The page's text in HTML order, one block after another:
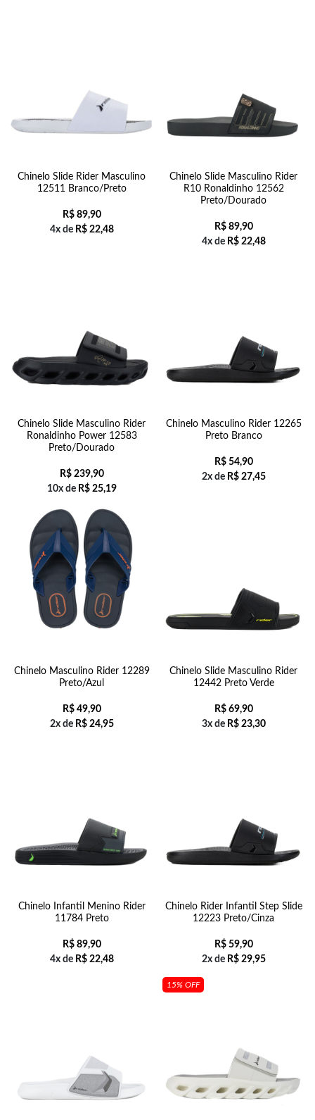
Chinelo Slide Rider Masculino
12511 Branco/Preto
R$89,90
4x de R$22,48
Chinelo Slide Masculino Rider
R10 Ronaldinho 12562
Preto/Dourado
R$89,90
4x de R$22,48
Chinelo Slide Masculino Rider
Ronaldinho Power 12583
Preto/Dourado
R$239,90
10x de R$25,19
Chinelo Masculino Rider 12265
Preto Branco
R$54,90
2x de R$27,45
Chinelo Masculino Rider 12289
Preto/Azul
R$49,90
2x de R$24,95
Chinelo Slide Masculino Rider
12442 Preto Verde
R$69,90
3x de R$23,30
Chinelo Infantil Menino Rider
11784 Preto
R$89,90
4x de R$22,48
Chinelo Rider Infantil Step Slide
12223 Preto/Cinza
R$59,90
2x de R$29,95
15% OFF